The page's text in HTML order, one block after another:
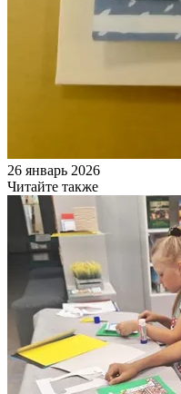
26 январь 2026
Читайте также